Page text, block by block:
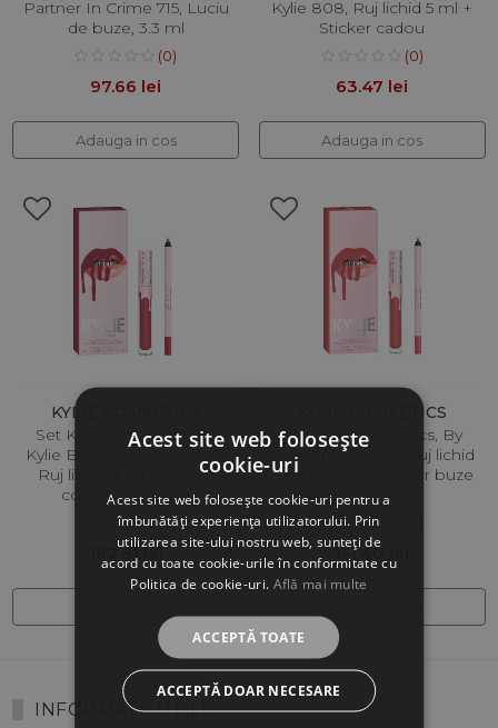
Partner In Crime 715, Luciu
de buze, 3.3 ml
(0)
97.66 lei
Adauga in cos
Kylie 808, Ruj lichid 5 ml +
Sticker cadou
(0)
63.47 lei
Adauga in cos
KYLIE COSMETICS
Set Kylie Cosmetics, By
Kylie Better Not Pout 103,
Ruj lichid 3 ml + Creion
contur buze 1.1 g
(0)
162.81 lei
KYLIE COSMETICS
Set Kylie Cosmetics, By
Kylie Kristen 500, Ruj lichid
3 ml + Creion contur buze
1.1 g
151.40 lei
INFORMATII UTILE
Acest site web folosește
cookie-uri
Acest site web folosește cookie-uri pentru a
îmbunătăți experiența utilizatorului. Prin
utilizarea site-ului nostru web, sunteți de
acord cu toate cookie-urile în conformitate cu
Politica de cookie-uri. Află mai multe
ACCEPTĂ TOATE
ACCEPTĂ DOAR NECESARE